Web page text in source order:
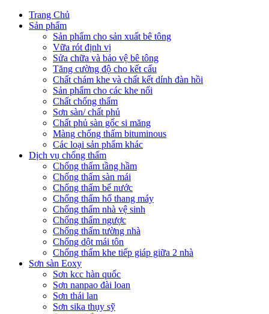
Trang Chủ
Sản phẩm
Sản phẩm cho sản xuất bê tông
Vữa rót định vị
Sửa chữa và bảo vệ bê tông
Tăng cường độ cho kết cấu
Chất chám khe và chất kết dính đàn hồi
Sản phẩm cho các khe nối
Chất chống thấm
Sơn sàn/ chất phủ
Chất phủ sàn gốc si măng
Màng chống thấm bituminous
Các loại sản phẩm khác
Dịch vụ chống thấm
Chống thấm tầng hầm
Chống thấm sàn mái
Chống thấm bể nước
Chống thấm hố thang máy
Chống thấm nhà vệ sinh
Chống thấm ngược
Chống thấm tường nhà
Chống dột mái tôn
Chống thấm khe tiếp giáp giữa 2 nhà
Sơn sàn Eoxy
Sơn kcc hàn quốc
Sơn nanpao đài loan
Sơn thái lan
Sơn sika thụy sỹ